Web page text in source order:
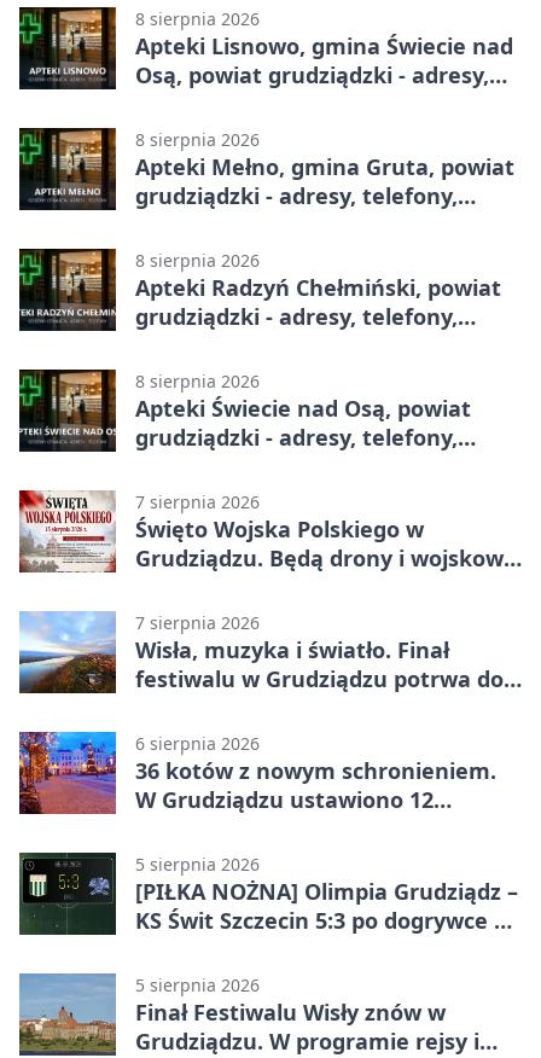
8 sierpnia 2026
Apteki Lisnowo, gmina Świecie nad
Osą, powiat grudziądzki - adresy,
8 sierpnia 2026
Apteki Mełno, gmina Gruta, powiat
grudziądzki - adresy, telefony,
8 sierpnia 2026
Apteki Radzyń Chełmiński, powiat
grudziądzki - adresy, telefony,
8 sierpnia 2026
Apteki Świecie nad Osą, powiat
grudziądzki - adresy, telefony,
7 sierpnia 2026
Święto Wojska Polskiego w
Grudziądzu. Będą drony i wojskowa
7 sierpnia 2026
Wisła, muzyka i światło. Finał
festiwalu w Grudziądzu potrwa do
6 sierpnia 2026
36 kotów z nowym schronieniem.
W Grudziądzu ustawiono 12
5 sierpnia 2026
[PIŁKA NOŻNA] Olimpia Grudziądz –
KS Świt Szczecin 5:3 po dogrywce w
odwrócili losy meczu
5 sierpnia 2026
Finał Festiwalu Wisły znów w
Grudziądzu. W programie rejsy i